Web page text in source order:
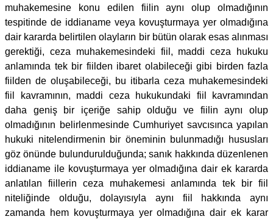
muhakemesine konu edilen fiilin aynı olup olmadığının
tespitinde de iddianame veya kovuşturmaya yer olmadığına
dair kararda belirtilen olayların bir bütün olarak esas alınması
gerektiği, ceza muhakemesindeki fiil, maddi ceza hukuku
anlamında tek bir fiilden ibaret olabileceği gibi birden fazla
fiilden de oluşabileceği, bu itibarla ceza muhakemesindeki
fiil kavramının, maddi ceza hukukundaki fiil kavramından
daha geniş bir içeriğe sahip olduğu ve fiilin aynı olup
olmadığının belirlenmesinde Cumhuriyet savcısınca yapılan
hukuki nitelendirmenin bir öneminin bulunmadığı hususları
göz önünde bulundurulduğunda; sanık hakkında düzenlenen
iddianame ile kovuşturmaya yer olmadığına dair ek kararda
anlatılan fiillerin ceza muhakemesi anlamında tek bir fiil
niteliğinde olduğu, dolayısıyla aynı fiil hakkında aynı
zamanda hem kovuşturmaya yer olmadığına dair ek karar